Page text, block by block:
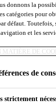
donnons la
catégories pour
défaut.
et les
MATIÈRE DE
de
strictement